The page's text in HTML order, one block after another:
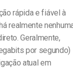
rápida e fiável à
realmente
Geralmente,
por segundo)
atual em